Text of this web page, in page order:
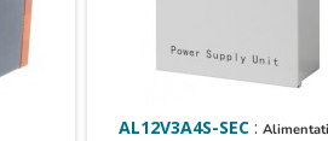
AL12V3A4S-SEC :